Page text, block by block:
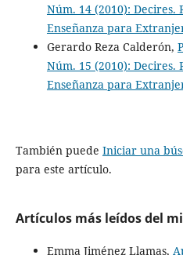
Núm. 14 (2010): Decires.
Enseñanza para
Gerardo Reza Calderón,
Núm. 15 (2010): Decires.
Enseñanza para
También puede Iniciar una
para este artículo.
Artículos más leídos del
Emma Jiménez Llamas,